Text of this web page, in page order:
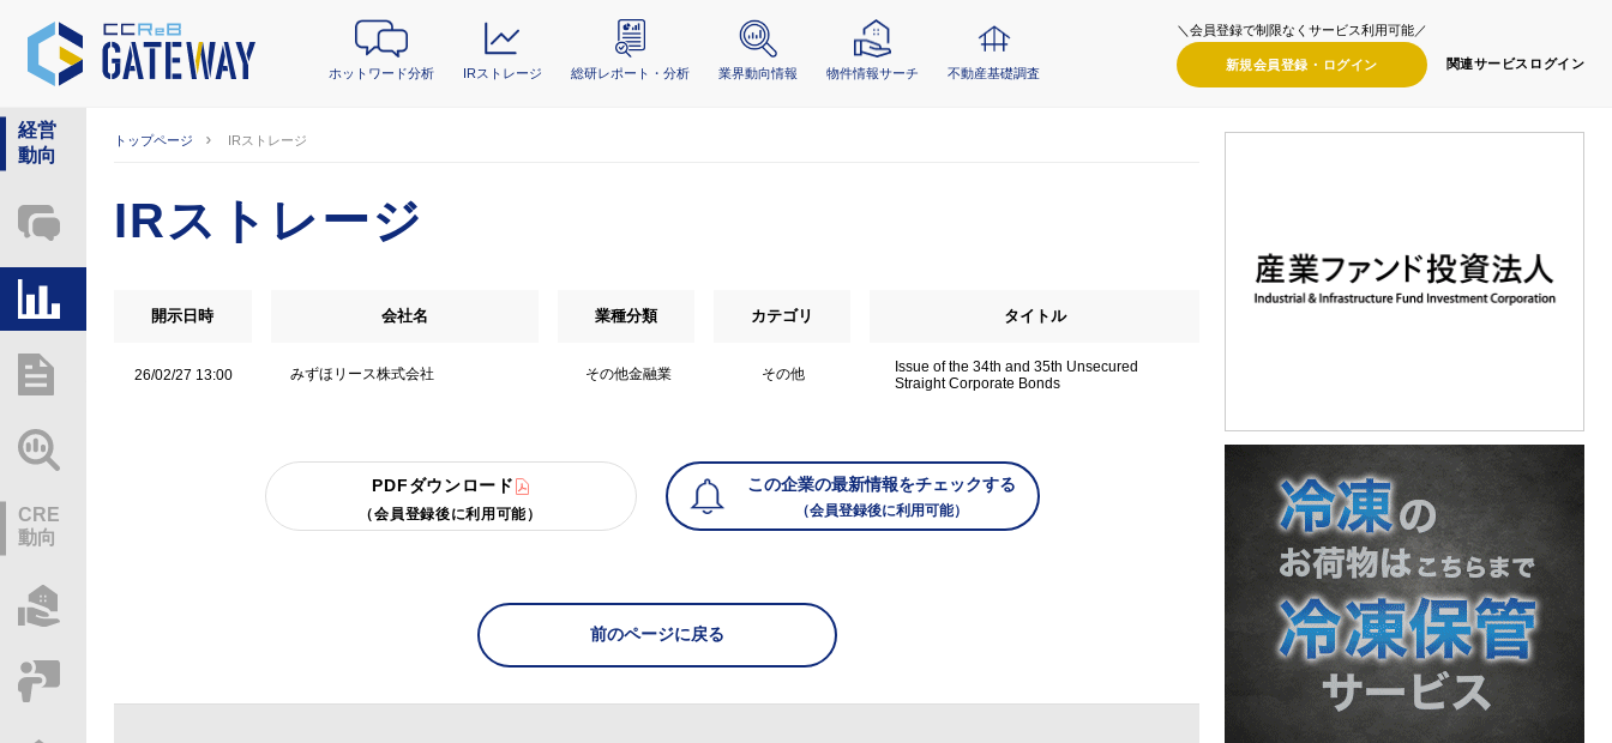
ホットワード分析 IRストレージ 総研レポート・分析 業界動向情報 物件情報サーチ 不動産基礎調査
＼会員登録で制限なくサービス利用可能／
新規会員登録・ ログイン 関連サービス ログイン
経営
動向
ホットワード分析
総研レポート・分析
CRE
動向
トップページ IRストレージ
IRストレージ
開示日時 会社名 業種分類 カテゴリ タイトル
26/02/27 13:00 みずほリース株式会社 その他金融業 その他
Issue of the 34th and 35th Unsecured
Straight Corporate Bonds
PDFダウンロード
（会員登録後に利用可能）
この企業の最新情報をチェックする
（会員登録後に利用可能）
前のページに戻る